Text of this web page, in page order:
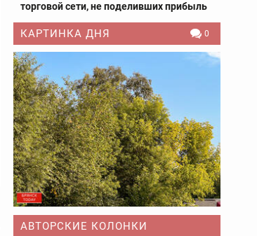
торговой сети, не поделивших прибыль
КАРТИНКА ДНЯ 0
АВТОРСКИЕ КОЛОНКИ